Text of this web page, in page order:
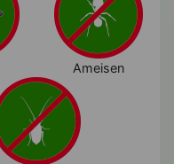
Ameisen